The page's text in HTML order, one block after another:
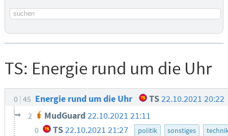
Suchbegriff
TS: Energie rund um die Uhr
0 45 Energie rund um die Uhr TS 22.10.2021 20:22
2 MudGuard 22.10.2021 21:11
0 TS 22.10.2021 21:27 politik sonstiges